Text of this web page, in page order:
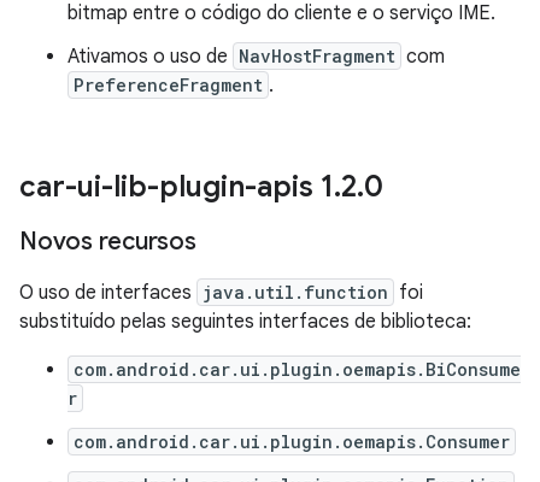
bitmap entre o código do cliente e o serviço IME.
Ativamos o uso de NavHostFragment com
PreferenceFragment .
car-ui-lib-plugin-apis 1.2.0
Novos recursos
O uso de interfaces java.util.function foi
substituído pelas seguintes interfaces de biblioteca:
com.android.car.ui.plugin.oemapis.BiConsume
r
com.android.car.ui.plugin.oemapis.Consumer